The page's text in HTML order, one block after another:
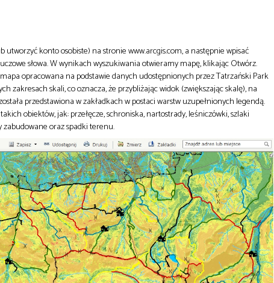
konto osobiste) na stronie www.arcgis.com, a następnie wpisać
słowa. W wynikach wyszukiwania otwieramy mapę, klikając Otwórz.
opracowana na podstawie danych udostępnionych przez Tatrzański Park
zakresach skali, co oznacza, że przybliżając widok (zwiększając skalę), na
przedstawiona w zakładkach w postaci warstw uzupełnionych legendą.
obiektów, jak: przełęcze, schroniska, nartostrady, leśniczówki, szlaki
oraz spadki terenu.